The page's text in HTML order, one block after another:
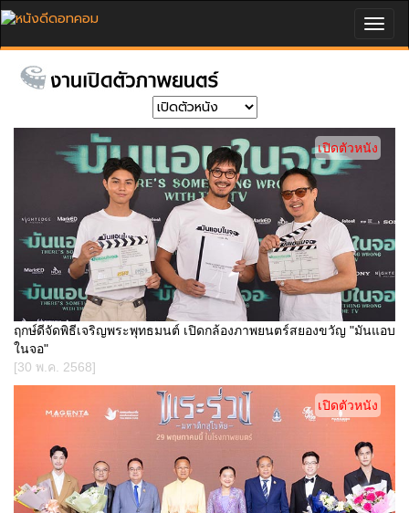
ฤกษ์ดีจัดพิธีเจริญพระพุทธมนต์ เปิดกล้องภาพยนตร์สยองขวัญ "มันแอบ
ในจอ"
[30 พ.ค. 2568]
เปิดตัวหนัง
เปิดตัวหนัง